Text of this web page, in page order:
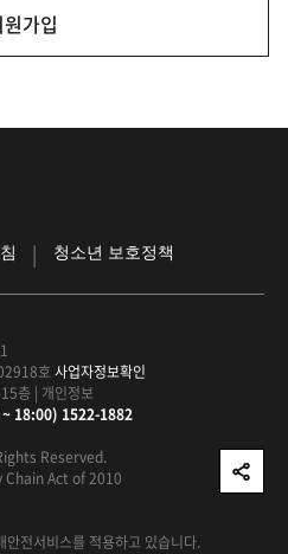
원가입
| 청소년 보호정책
호 사업자정보확인
층 | 개인정보
~ 18:00) 1522-1882
Reserved.
Act of 2010
안전서비스를 적용하고 있습니다.